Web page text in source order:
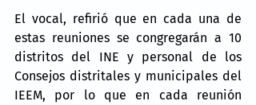
El vocal, refirió que en cada una de
estas reuniones se congregarán a 10
distritos del INE y personal de los
Consejos distritales y municipales del
IEEM, por lo que en cada reunión